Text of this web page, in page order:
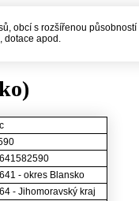
obcí s rozšířenou
dotace apod.
- okres Blansko
- Jihomoravský kraj